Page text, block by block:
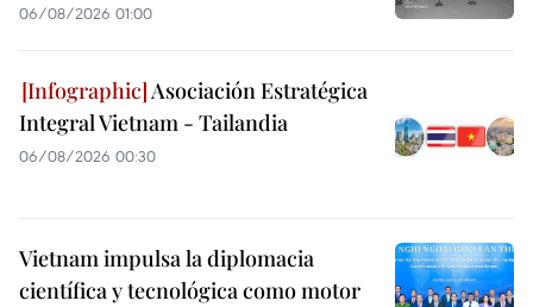
06/08/2026 01:00
Asociación Estratégica
Integral Vietnam - Tailandia
06/08/2026 00:30
Vietnam impulsa la diplomacia
científica y tecnológica como motor